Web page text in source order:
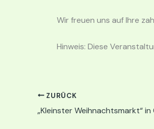
Wir freuen uns auf Ihre
Hinweis: Diese
ZURÜCK
„Kleinster Weihnachtsmarkt“